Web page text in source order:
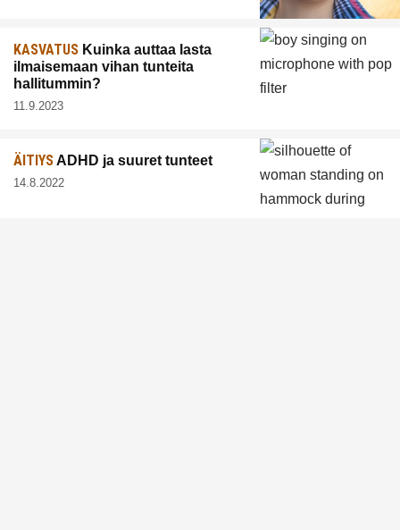
KASVATUS Kuinka auttaa lasta
ilmaisemaan vihan tunteita
hallitummin?
11.9.2023
ÄITIYSADHD ja suuret tunteet
14.8.2022